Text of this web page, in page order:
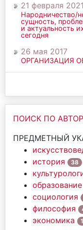
21 февраля 2021
Народничество/
сущность,
и актуальность
сегодня
26 мая 2017
ОРГАНИЗАЦИЯ
ПОИСК ПО
ПРЕДМЕТНЫЙ
история 38
образование
социология
философия
экономика